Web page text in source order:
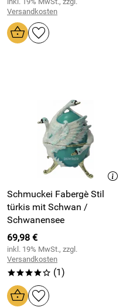
Versandkosten
Schmuckei Fabergè Stil
türkis mit Schwan /
Schwanensee
69,98 €
inkl. 19% MwSt., zzgl.
Versandkosten
****o (1)